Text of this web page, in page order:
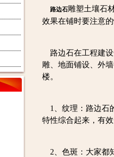
路边石雕塑土壤石
效果在铺时要注意
路边石在工程建设
雕、地面铺设、外
楼。
1、纹理：路边石
特性综合起来，有
2、色斑：大家都